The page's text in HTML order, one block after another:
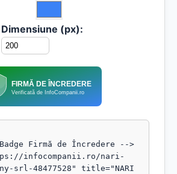
Dimensiune (px):
FIRMĂ DE ÎNCREDERE
Verificată de InfoCompanii.ro
Firmă de Încredere -->
infocompanii.ro/nari-
srl-48477528" title="NARI